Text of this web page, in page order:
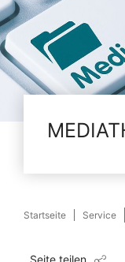
Startseite Service
Seite teilen